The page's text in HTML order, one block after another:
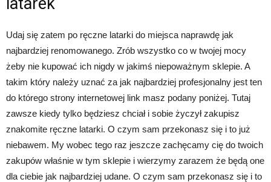
Udaj się zatem po ręczne latarki do miejsca naprawdę jak
najbardziej renomowanego. Zrób wszystko co w twojej mocy
żeby nie kupować ich nigdy w jakimś niepoważnym sklepie. A
takim który należy uznać za jak najbardziej profesjonalny jest ten
do którego strony internetowej link masz podany poniżej. Tutaj
zawsze kiedy tylko będziesz chciał i sobie życzył zakupisz
znakomite ręczne latarki. O czym sam przekonasz się i to już
niebawem. My wobec tego raz jeszcze zachęcamy cię do twoich
zakupów właśnie w tym sklepie i wierzymy zarazem że będą one
dla ciebie jak najbardziej udane. O czym sam przekonasz się i to